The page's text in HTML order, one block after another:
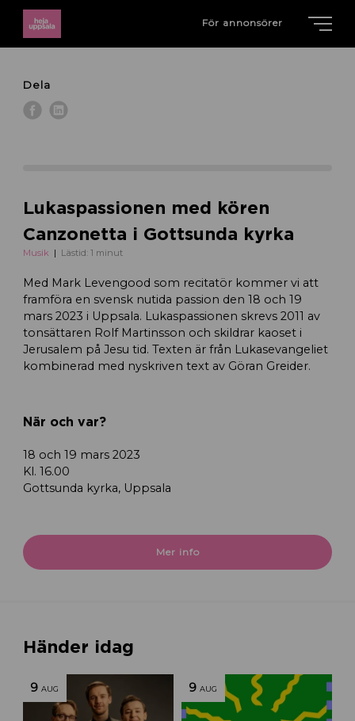
För annonsörer
Dela
Lukaspassionen med kören
Canzonetta i Gottsunda kyrka
Musik Lästid: 1 minut
Med Mark Levengood som recitatör kommer vi att
framföra en svensk nutida passion den 18 och 19
mars 2023 i Uppsala. Lukaspassionen skrevs 2011 av
tonsättaren Rolf Martinsson och skildrar kaoset i
Jerusalem på Jesu tid. Texten är från Lukasevangeliet
kombinerad med nyskriven text av Göran Greider.
När och var?
18 och 19 mars 2023
Kl. 16.00
Gottsunda kyrka, Uppsala
Mer info
Händer idag
9 AUG 9 AUG